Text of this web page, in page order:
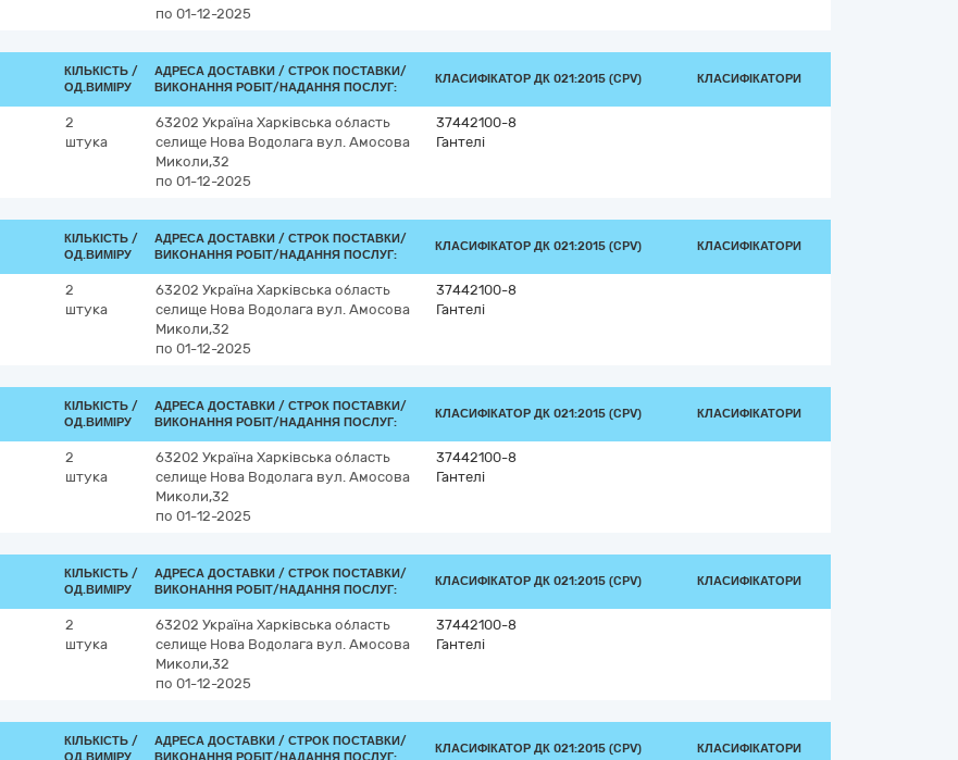
по 01-12-2025
КІЛЬКІСТЬ /
ОД.ВИМІРУ
АДРЕСА ДОСТАВКИ / СТРОК ПОСТАВКИ/
ВИКОНАННЯ РОБІТ/НАДАННЯ ПОСЛУГ:
КЛАСИФІКАТОР ДК 021:2015 (CPV) КЛАСИФІКАТОРИ
2
штука
63202 Україна Харківська область
селище Нова Водолага вул. Амосова
Миколи,32
по 01-12-2025
37442100-8
Гантелі
КІЛЬКІСТЬ /
ОД.ВИМІРУ
АДРЕСА ДОСТАВКИ / СТРОК ПОСТАВКИ/
ВИКОНАННЯ РОБІТ/НАДАННЯ ПОСЛУГ:
КЛАСИФІКАТОР ДК 021:2015 (CPV) КЛАСИФІКАТОРИ
2
штука
63202 Україна Харківська область
селище Нова Водолага вул. Амосова
Миколи,32
по 01-12-2025
37442100-8
Гантелі
КІЛЬКІСТЬ /
ОД.ВИМІРУ
АДРЕСА ДОСТАВКИ / СТРОК ПОСТАВКИ/
ВИКОНАННЯ РОБІТ/НАДАННЯ ПОСЛУГ:
КЛАСИФІКАТОР ДК 021:2015 (CPV) КЛАСИФІКАТОРИ
2
штука
63202 Україна Харківська область
селище Нова Водолага вул. Амосова
Миколи,32
по 01-12-2025
37442100-8
Гантелі
КІЛЬКІСТЬ /
ОД.ВИМІРУ
АДРЕСА ДОСТАВКИ / СТРОК ПОСТАВКИ/
ВИКОНАННЯ РОБІТ/НАДАННЯ ПОСЛУГ:
КЛАСИФІКАТОР ДК 021:2015 (CPV) КЛАСИФІКАТОРИ
2
штука
63202 Україна Харківська область
селище Нова Водолага вул. Амосова
Миколи,32
по 01-12-2025
37442100-8
Гантелі
КІЛЬКІСТЬ /
АДРЕСА ДОСТАВКИ / СТРОК ПОСТАВКИ/
КЛАСИФІКАТОР ДК 021:2015 (CPV) КЛАСИФІКАТОРИ